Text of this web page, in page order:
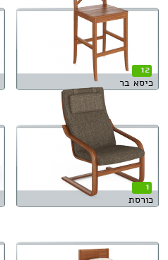
12
כיסא בר
1
כורסת